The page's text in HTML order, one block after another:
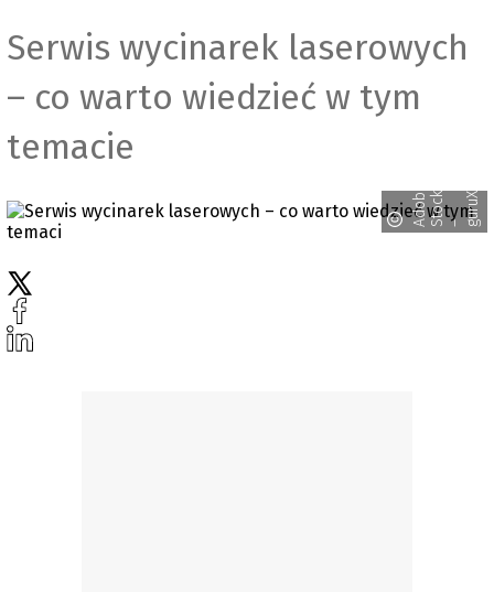
Serwis wycinarek laserowych
– co warto wiedzieć w tym
temacie
A
d
ob
e S
t
o
ck – g
u
r
uX
O X